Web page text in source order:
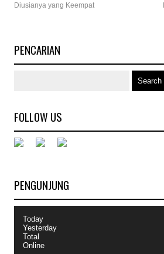
Diusianya yang Keempat
PENCARIAN
FOLLOW US
PENGUNJUNG
Today
Yesterday
Total
Online